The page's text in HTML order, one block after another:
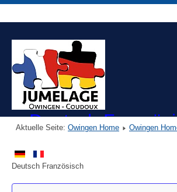
Deutsch
Aktuelle Seite: Owingen Home Owingen
Deutsch Französisch